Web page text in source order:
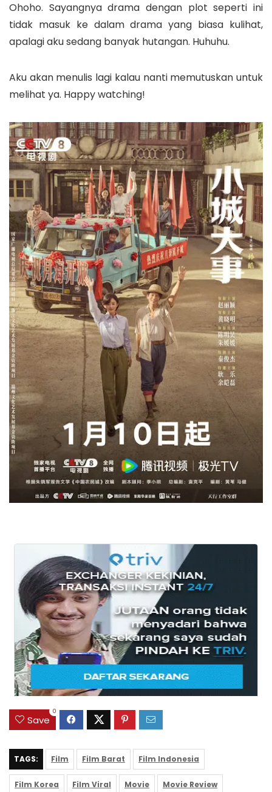
Ohoho. Sayangnya drama dengan plot seperti ini
tidak masuk ke dalam drama yang biasa kulihat,
apalagi aku sedang banyak hutangan. Huhuhu.
Aku akan menulis lagi kalau nanti memutuskan untuk
melihat ya. Happy watching!
Save
0
TAGS: Film Film Barat Film Indonesia
Film Korea Film Viral Movie Movie Review